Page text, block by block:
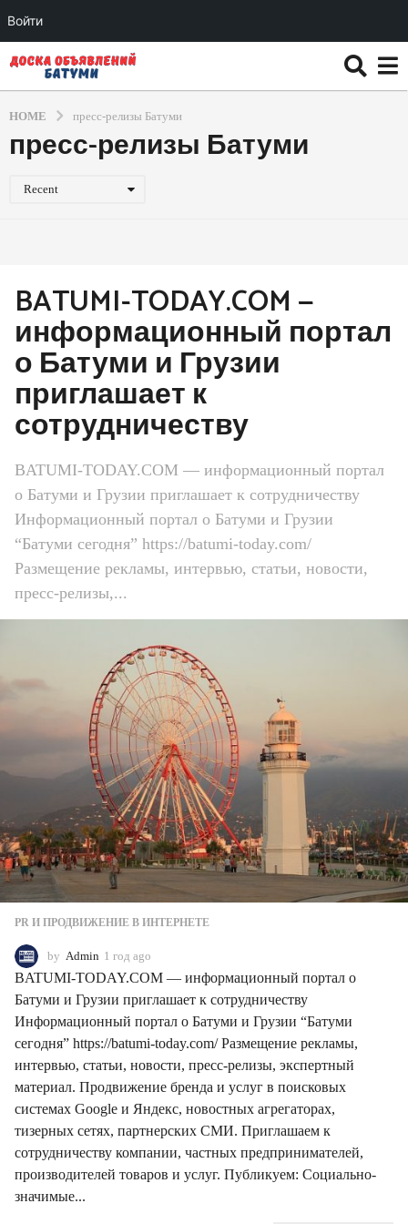
Войти
HOME пресс-релизы Батуми
пресс-релизы Батуми
Recent
BATUMI-TODAY.COM —
информационный портал
о Батуми и Грузии
приглашает к
сотрудничеству
BATUMI-TODAY.COM — информационный портал
о Батуми и Грузии приглашает к сотрудничеству
Информационный портал о Батуми и Грузии
“Батуми сегодня” https://batumi-today.com/
Размещение рекламы, интервью, статьи, новости,
пресс-релизы,...
PR И ПРОДВИЖЕНИЕ В ИНТЕРНЕТЕ
by Admin 1 год ago
г
д
a
g
BATUMI-TODAY.COM — информационный портал о
Батуми и Грузии приглашает к сотрудничеству
Информационный портал о Батуми и Грузии “Батуми
сегодня” https://batumi-today.com/ Размещение рекламы,
интервью, статьи, новости, пресс-релизы, экспертный
материал. Продвижение бренда и услуг в поисковых
системах Google и Яндекс, новостных агрегаторах,
тизерных сетях, партнерских СМИ. Приглашаем к
сотрудничеству компании, частных предпринимателей,
производителей товаров и услуг. Публикуем: Социально-
значимые...